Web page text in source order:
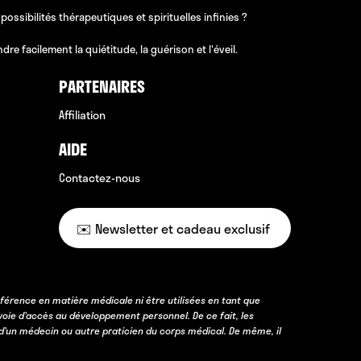
thérapeutiques et spirituelles infinies ?
facilement la quiétitude, la guérison et l'éveil.
PARTENAIRES
Affiliation
AIDE
Contactez-nous
✉️ Newsletter et cadeau exclusif
en matière médicale ni être utilisées en tant que
d’accès au développement personnel. De ce fait, les
médecin ou autre praticien du corps médical. De même, il